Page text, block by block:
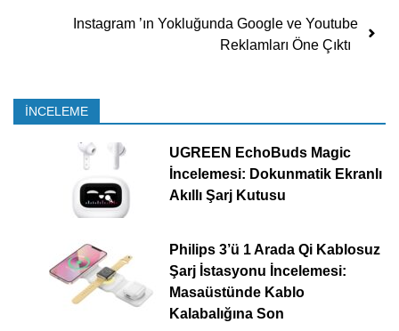
Instagram ’ın Yokluğunda Google ve Youtube
Reklamları Öne Çıktı
İNCELEME
UGREEN EchoBuds Magic
İncelemesi: Dokunmatik Ekranlı
Akıllı Şarj Kutusu
Philips 3’ü 1 Arada Qi Kablosuz
Şarj İstasyonu İncelemesi:
Masaüstünde Kablo
Kalabalığına Son